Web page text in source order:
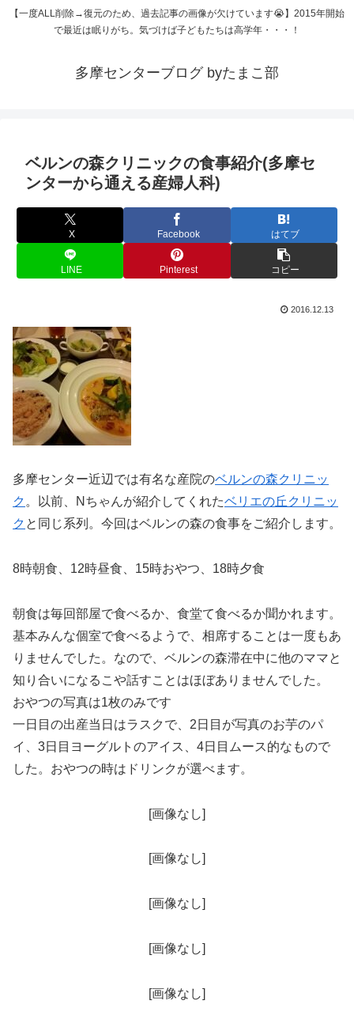
【一度ALL削除→復元のため、過去記事の画像が欠けています😭】2015年開始
で最近は眠りがち。気づけば子どもたちは高学年・・・！
多摩センターブログ byたまこ部
ベルンの森クリニックの食事紹介(多摩セ
ンターから通える産婦人科)
X Facebook はてブ
LINE Pinterest コピー
2016.12.13
多摩センター近辺では有名な産院のベルンの森クリニッ
ク 。以前、Nちゃんが紹介してくれたベリエの丘クリニッ
ク と同じ系列。今回はベルンの森の食事をご紹介します。
8時朝食、12時昼食、15時おやつ、18時夕食
朝食は毎回部屋で食べるか、食堂て食べるか聞かれます。
基本みんな個室で食べるようで、相席することは一度もあ
りませんでした。なので、ベルンの森滞在中に他のママと
知り合いになるこや話すことはほぼありませんでした。
おやつの写真は1枚のみです
一日目の出産当日はラスクで、2日目が写真のお芋のパ
イ、3日目ヨーグルトのアイス、4日目ムース的なもので
した。おやつの時はドリンクが選べます。
[画像なし]
[画像なし]
[画像なし]
[画像なし]
[画像なし]